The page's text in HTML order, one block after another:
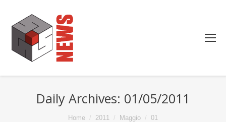
Daily Archives: 01/05/2011
Home 2011 Maggio 01